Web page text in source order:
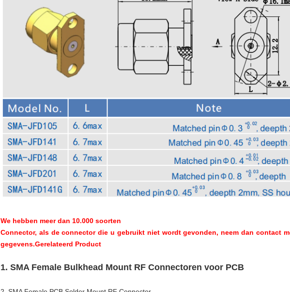
We hebben meer dan 10.000 soorten
Connector, als de connector die u gebruikt niet wordt gevonden, neem dan contact
gegevens.Gerelateerd Product
1. SMA Female Bulkhead Mount RF Connectoren voor PCB